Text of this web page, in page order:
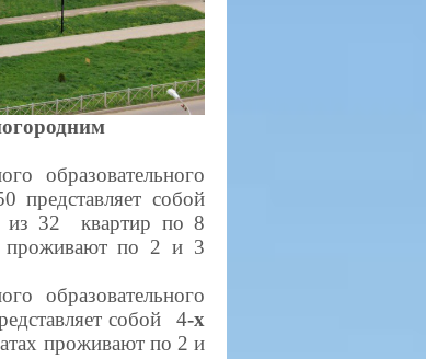
образовательного
представляет собой
из 32 квартир по 8
проживают по 2 и 3
образовательного
собой 4-х
проживают по 2 и